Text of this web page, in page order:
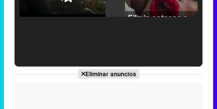
Unmute /
25.30%
'120 Minutos' celebra sus 2.000 programas en Telemadrid con un vídeo del día a día en la redacción
Eliminar anuncios